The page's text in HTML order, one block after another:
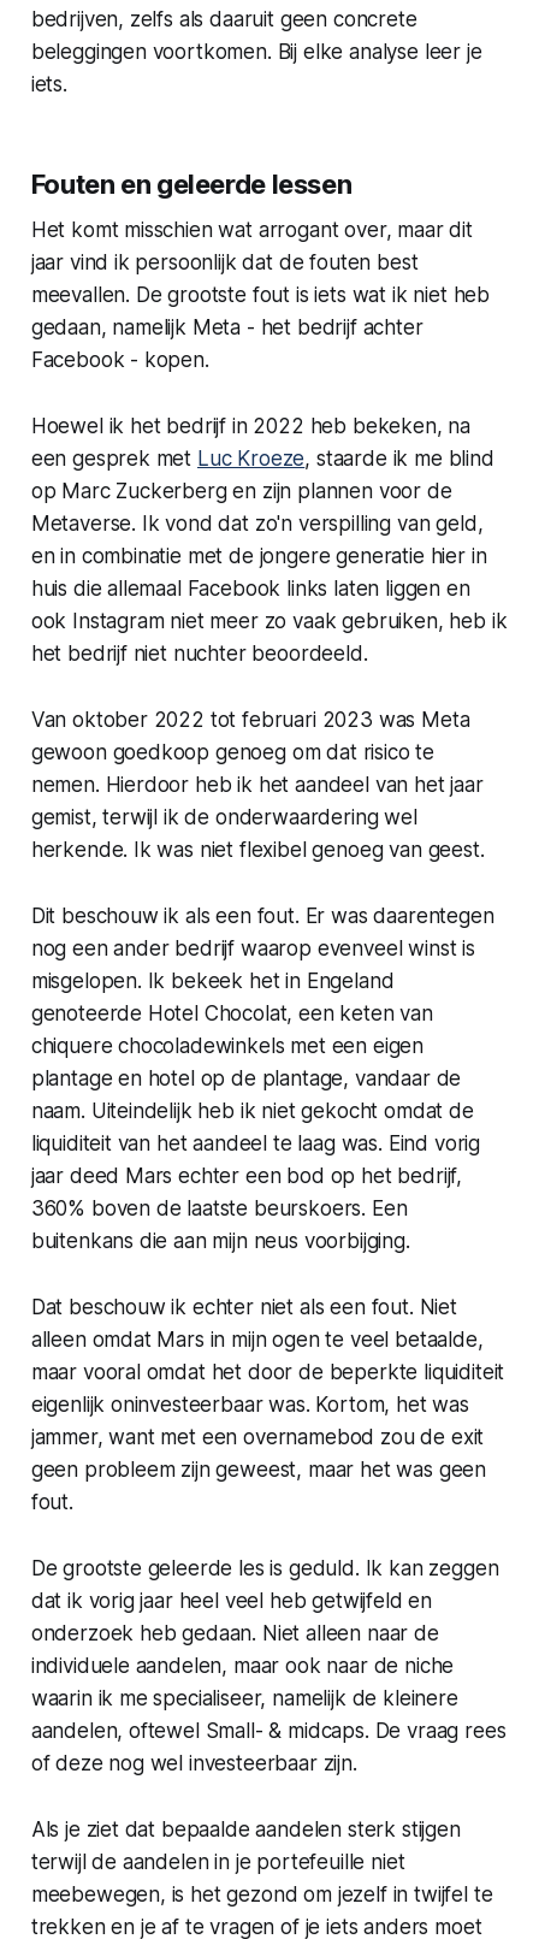
bedrijven, zelfs als daaruit geen concrete
beleggingen voortkomen. Bij elke analyse leer je
iets.
Fouten en geleerde lessen
Het komt misschien wat arrogant over, maar dit
jaar vind ik persoonlijk dat de fouten best
meevallen. De grootste fout is iets wat ik niet heb
gedaan, namelijk Meta - het bedrijf achter
Facebook - kopen.
Hoewel ik het bedrijf in 2022 heb bekeken, na
een gesprek met Luc Kroeze, staarde ik me blind
op Marc Zuckerberg en zijn plannen voor de
Metaverse. Ik vond dat zo'n verspilling van geld,
en in combinatie met de jongere generatie hier in
huis die allemaal Facebook links laten liggen en
ook Instagram niet meer zo vaak gebruiken, heb ik
het bedrijf niet nuchter beoordeeld.
Van oktober 2022 tot februari 2023 was Meta
gewoon goedkoop genoeg om dat risico te
nemen. Hierdoor heb ik het aandeel van het jaar
gemist, terwijl ik de onderwaardering wel
herkende. Ik was niet flexibel genoeg van geest.
Dit beschouw ik als een fout. Er was daarentegen
nog een ander bedrijf waarop evenveel winst is
misgelopen. Ik bekeek het in Engeland
genoteerde Hotel Chocolat, een keten van
chiquere chocoladewinkels met een eigen
plantage en hotel op de plantage, vandaar de
naam. Uiteindelijk heb ik niet gekocht omdat de
liquiditeit van het aandeel te laag was. Eind vorig
jaar deed Mars echter een bod op het bedrijf,
360% boven de laatste beurskoers. Een
buitenkans die aan mijn neus voorbijging.
Dat beschouw ik echter niet als een fout. Niet
alleen omdat Mars in mijn ogen te veel betaalde,
maar vooral omdat het door de beperkte liquiditeit
eigenlijk oninvesteerbaar was. Kortom, het was
jammer, want met een overnamebod zou de exit
geen probleem zijn geweest, maar het was geen
fout.
De grootste geleerde les is geduld. Ik kan zeggen
dat ik vorig jaar heel veel heb getwijfeld en
onderzoek heb gedaan. Niet alleen naar de
individuele aandelen, maar ook naar de niche
waarin ik me specialiseer, namelijk de kleinere
aandelen, oftewel Small- & midcaps. De vraag rees
of deze nog wel investeerbaar zijn.
Als je ziet dat bepaalde aandelen sterk stijgen
terwijl de aandelen in je portefeuille niet
meebewegen, is het gezond om jezelf in twijfel te
trekken en je af te vragen of je iets anders moet